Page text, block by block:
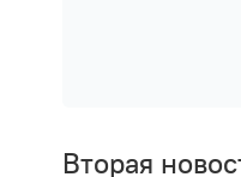
Вторая